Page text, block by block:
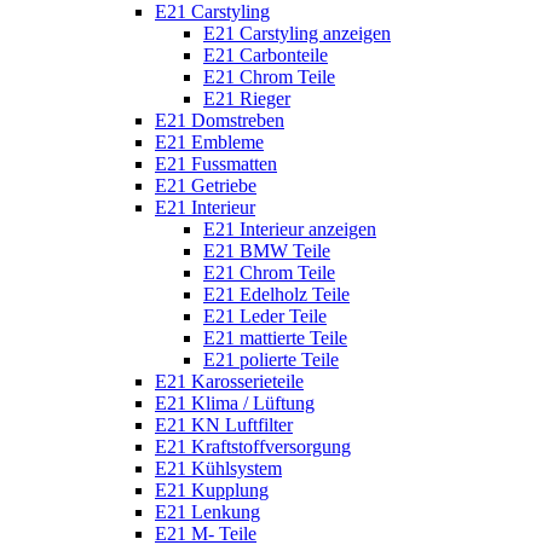
E21 Carstyling
E21 Carstyling anzeigen
E21 Carbonteile
E21 Chrom Teile
E21 Rieger
E21 Domstreben
E21 Embleme
E21 Fussmatten
E21 Getriebe
E21 Interieur
E21 Interieur anzeigen
E21 BMW Teile
E21 Chrom Teile
E21 Edelholz Teile
E21 Leder Teile
E21 mattierte Teile
E21 polierte Teile
E21 Karosserieteile
E21 Klima / Lüftung
E21 KN Luftfilter
E21 Kraftstoffversorgung
E21 Kühlsystem
E21 Kupplung
E21 Lenkung
E21 M- Teile